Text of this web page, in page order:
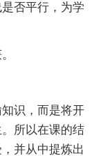
否平行，为学
识，而是将开
所以在课的结
并从中提炼出